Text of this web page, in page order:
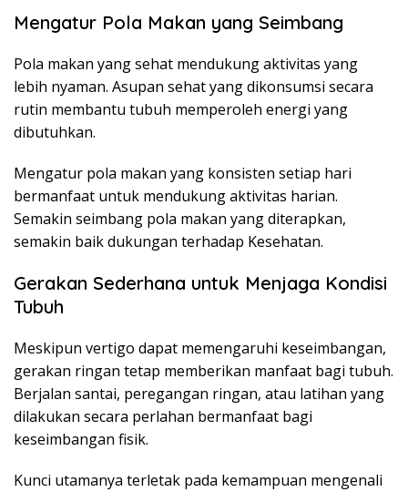
Mengatur Pola Makan yang Seimbang
Pola makan yang sehat mendukung aktivitas yang
lebih nyaman. Asupan sehat yang dikonsumsi secara
rutin membantu tubuh memperoleh energi yang
dibutuhkan.
Mengatur pola makan yang konsisten setiap hari
bermanfaat untuk mendukung aktivitas harian.
Semakin seimbang pola makan yang diterapkan,
semakin baik dukungan terhadap Kesehatan.
Gerakan Sederhana untuk Menjaga Kondisi
Tubuh
Meskipun vertigo dapat memengaruhi keseimbangan,
gerakan ringan tetap memberikan manfaat bagi tubuh.
Berjalan santai, peregangan ringan, atau latihan yang
dilakukan secara perlahan bermanfaat bagi
keseimbangan fisik.
Kunci utamanya terletak pada kemampuan mengenali